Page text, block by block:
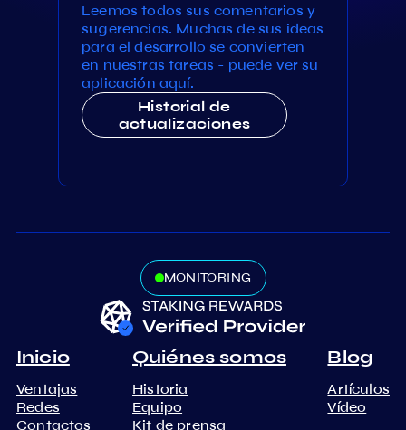
Leemos todos sus comentarios y
sugerencias. Muchas de sus ideas
para el desarrollo se convierten
en nuestras tareas - puede ver su
aplicación aquí.
Historial de
actualizaciones
MONITORING
Inicio
Ventajas
Redes
Contactos
Quiénes somos
Historia
Equipo
Kit de prensa
Blog
Artículos
Vídeo